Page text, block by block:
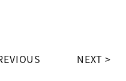
NEXT